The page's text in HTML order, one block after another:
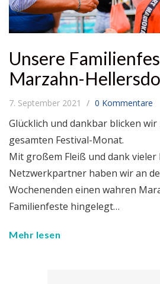
Unsere
Marzahn-
7. September 2021 0 Kommentare
Glücklich und dankbar blicken
gesamten Festival-Monat.
Mit großem Fleiß und dank vieler
Netzwerkpartner haben wir an
Wochenenden einen wahren
Familienfeste hingelegt…
Mehr lesen